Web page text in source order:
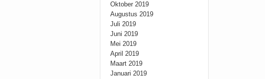
Oktober 2019
Augustus 2019
Juli 2019
Juni 2019
Mei 2019
April 2019
Maart 2019
Januari 2019